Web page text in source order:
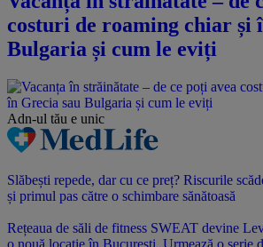
costuri de roaming chiar și
Bulgaria și cum le eviți
Adn-ul tău e unic
Slăbești repede, dar cu ce preț? Riscurile
și primul pas către o schimbare sănătoasă
Rețeaua de săli de fitness SWEAT devine
o nouă locație în București. Urmează o serie